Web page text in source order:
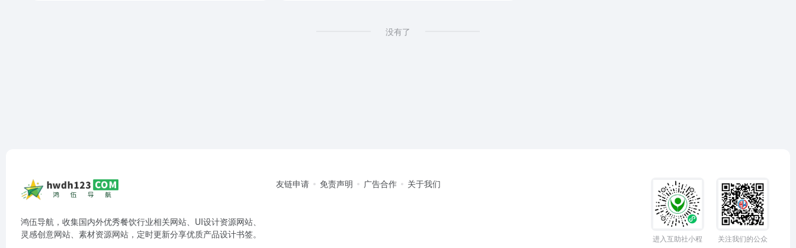
没有了
鸿伍导航，收集国内外优秀餐饮行业相关网站、UI设计资源网站、
灵感创意网站、素材资源网站，定时更新分享优质产品设计书签。
友链申请 免责声明 广告合作 关于我们
进入互助社小程
关注我们的公众